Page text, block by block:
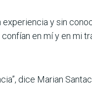
experiencia y sin
en mí y en mi
dice Marian